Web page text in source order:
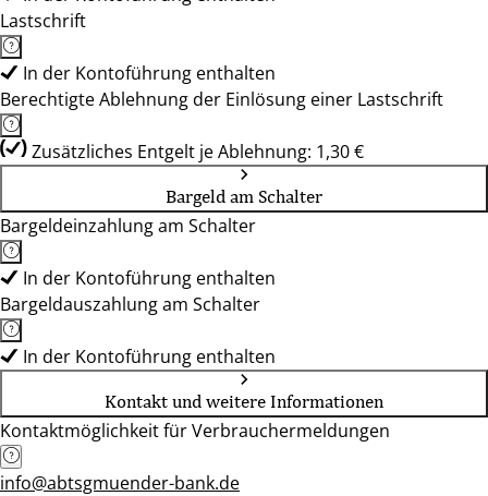
Lastschrift
In der Kontoführung enthalten
Berechtigte Ablehnung der Einlösung einer Lastschrift
Zusätzliches Entgelt je Ablehnung: 1,30 €
Bargeld am Schalter
Bargeldeinzahlung am Schalter
In der Kontoführung enthalten
Bargeldauszahlung am Schalter
In der Kontoführung enthalten
Kontakt und weitere Informationen
Kontaktmöglichkeit für Verbrauchermeldungen
info@abtsgmuender-bank.de